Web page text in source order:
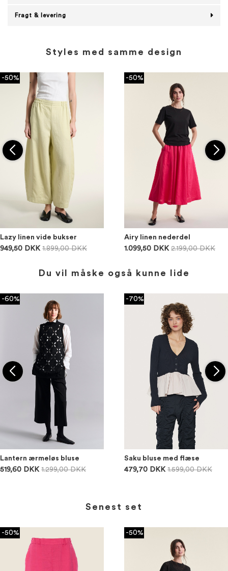
Fragt & levering
Styles med samme design
-50%
Lazy linen vide bukser
949,50 DKK 1.899,00 DKK
-50%
Airy linen nederdel
1.099,50 DKK 2.199,00 DKK
Du vil måske også kunne lide
-60%
Lantern ærmeløs bluse
519,60 DKK 1.299,00 DKK
-70%
Saku bluse med flæse
479,70 DKK 1.599,00 DKK
Senest set
-50% -50%